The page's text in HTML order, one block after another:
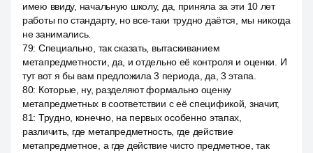
имею ввиду, начальную школу, да, приняла за эти 10 лет
работы по стандарту, но все-таки трудно даётся, мы никогда
не занимались.
79: Специально, так сказать, вытаскиванием
метапредметности, да, и отдельно её контроля и оценки. И
тут вот я бы вам предложила 3 периода, да, 3 этапа.
80: Которые, ну, разделяют формально оценку
метапредметных в соответствии с её спецификой, значит,
81: Трудно, конечно, на первых особенно этапах,
различить, где метапредметность, где действие
метапредметное, а где действие чисто предметное, так